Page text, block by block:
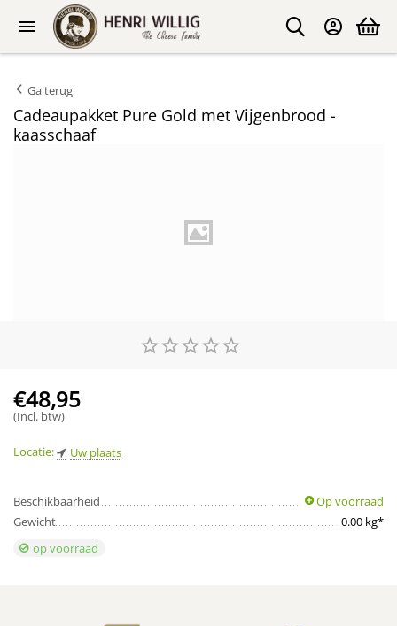
Ga terug
Cadeaupakket Pure Gold met Vijgenbrood -
kaasschaaf
€48,95
(Incl. btw)
Locatie: Uw plaats
Beschikbaarheid
Op voorraad
Gewicht
0.00 kg*
op voorraad